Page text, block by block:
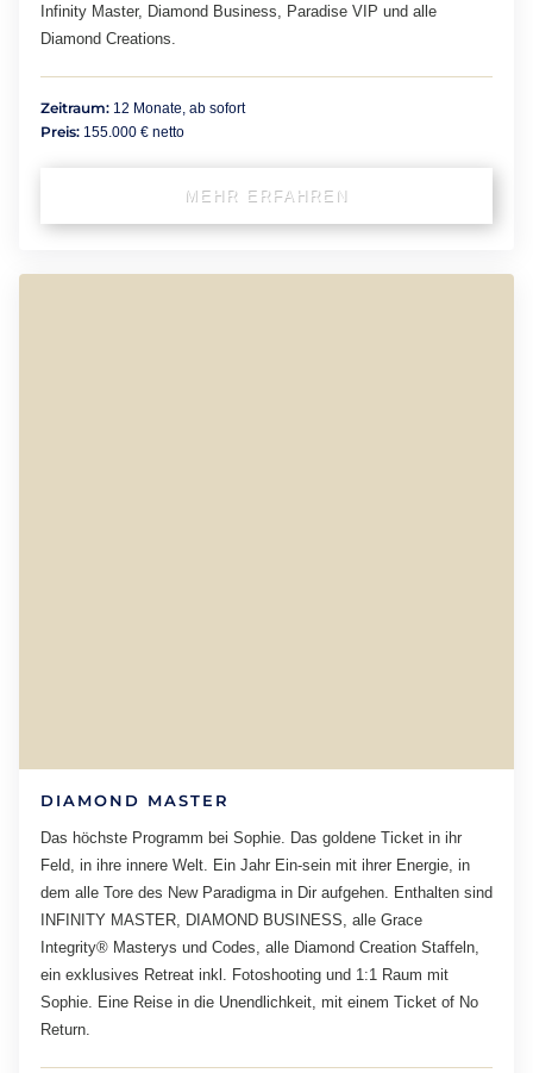
Infinity Master, Diamond Business, Paradise VIP und alle
Diamond Creations.
Zeitraum: 12 Monate, ab sofort
Preis: 155.000 € netto
MEHR ERFAHREN
DIAMOND MASTER
Das höchste Programm bei Sophie. Das goldene Ticket in ihr
Feld, in ihre innere Welt. Ein Jahr Ein-sein mit ihrer Energie, in
dem alle Tore des New Paradigma in Dir aufgehen. Enthalten sind
INFINITY MASTER, DIAMOND BUSINESS, alle Grace
Integrity® Masterys und Codes, alle Diamond Creation Staffeln,
ein exklusives Retreat inkl. Fotoshooting und 1:1 Raum mit
Sophie. Eine Reise in die Unendlichkeit, mit einem Ticket of No
Return.